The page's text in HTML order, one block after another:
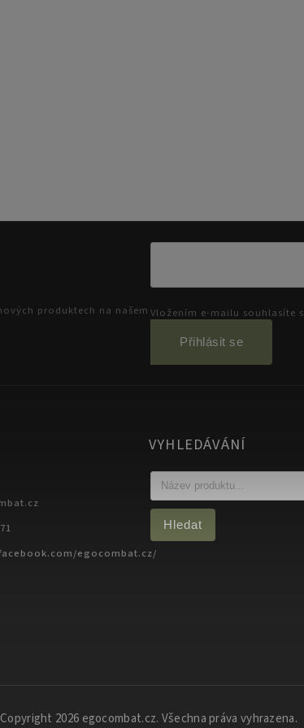
produktech na našem Vložením e-mailu souhlasíte s
Přihlásit se
egocombat.cz/
VYHLEDÁVÁNÍ
Hledat
Copyright 2026 egocombat.cz. Všechna práva vyhrazena.